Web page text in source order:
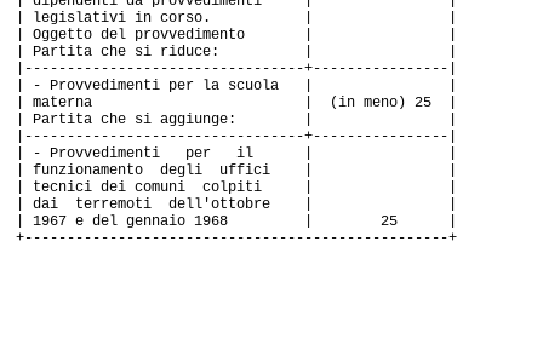
| legislativi in corso. | |
| Oggetto del provvedimento | |
| Partita che si riduce: | |
|---------------------------------+----------------|
| - Provvedimenti per la scuola | |
| materna | (in meno) 25 |
| Partita che si aggiunge: | |
|---------------------------------+----------------|
| - Provvedimenti per il | |
| funzionamento degli uffici | |
| tecnici dei comuni colpiti | |
| dai terremoti dell'ottobre | |
| 1967 e del gennaio 1968 | 25 |
+--------------------------------------------------+